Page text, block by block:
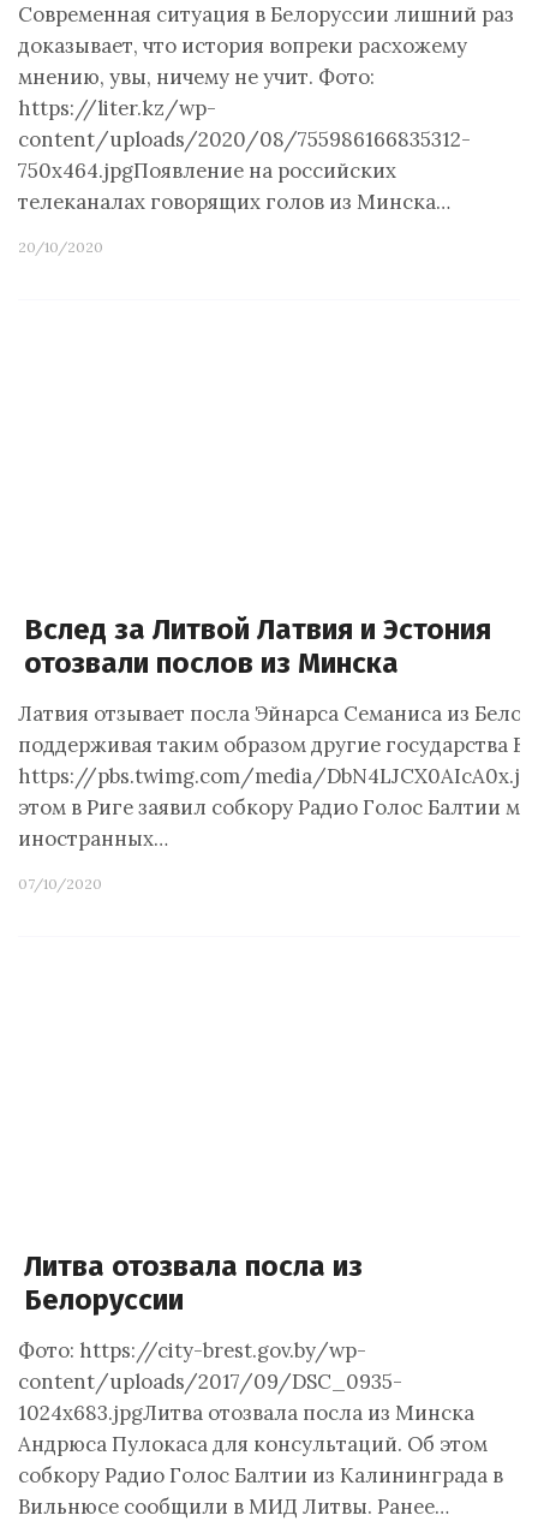
Современная ситуация в Белоруссии лишний раз
доказывает, что история вопреки расхожему
мнению, увы, ничему не учит. Фото:
https://liter.kz/wp-
content/uploads/2020/08/755986166835312-
750x464.jpgПоявление на российских
телеканалах говорящих голов из Минска…
20/10/2020
Вслед за Литвой Латвия и Эстония
отозвали послов из Минска
Латвия отзывает посла Эйнарса Семаниса из
поддерживая таким образом другие государства
https://pbs.twimg.com/media/
этом в Риге заявил собкору Радио Голос Балтии
иностранных…
07/10/2020
Литва отозвала посла из
Белоруссии
Фото: https://city-brest.gov.by/wp-
content/uploads/2017/09/DSC_0935-
1024x683.jpgЛитва отозвала посла из Минска
Андрюса Пулокаса для консультаций. Об этом
собкору Радио Голос Балтии из Калининграда в
Вильнюсе сообщили в МИД Литвы. Ранее…